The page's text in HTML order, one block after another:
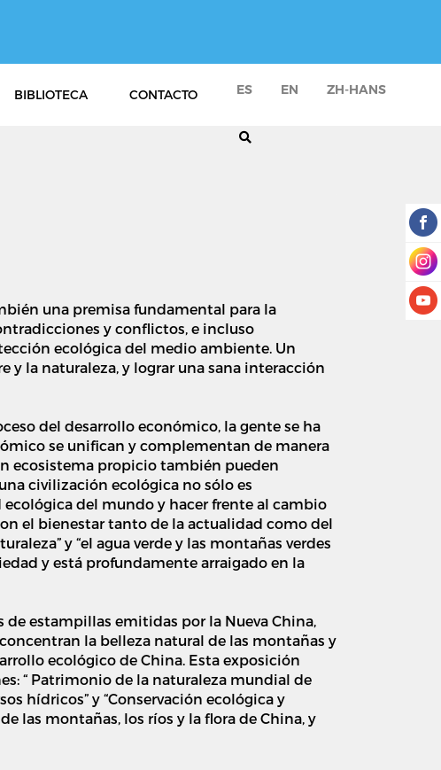
BIBLIOTECA CONTACTO ES EN ZH-HANS
una premisa fundamental para la
y conflictos, e incluso
ecológica del medio ambiente. Un
la naturaleza, y lograr una sana interacción
del desarrollo económico, la gente se ha
se unifican y complementan de manera
ecosistema propicio también pueden
civilización ecológica no sólo es
del mundo y hacer frente al cambio
el bienestar tanto de la actualidad como del
y “el agua verde y las montañas verdes
y está profundamente arraigado en la
estampillas emitidas por la Nueva China,
la belleza natural de las montañas y
ecológico de China. Esta exposición
“ Patrimonio de la naturaleza mundial de
hídricos” y “Conservación ecológica y
las montañas, los ríos y la flora de China, y